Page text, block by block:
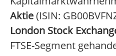
Aktie(ISIN:
London Stock
FTSE-Segment